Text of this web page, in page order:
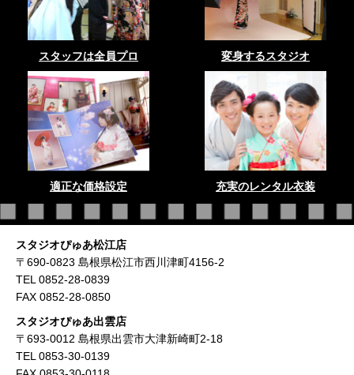
スタッフは全員プロ 変身するスタジオ
適正な価格設定 充実のレンタル衣装
スタジオぴゅあ松江店
〒690-0823 島根県松江市西川津町4156-2
TEL 0852-28-0839
FAX 0852-28-0850
スタジオぴゅあ出雲店
〒693-0012 島根県出雲市大津新崎町2-18
TEL 0853-30-0139